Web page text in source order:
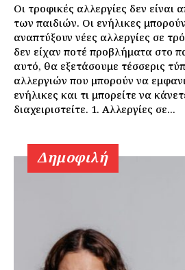
Οι τροφικές αλλεργίες δεν είναι
των παιδιών. Οι ενήλικες
αναπτύξουν νέες αλλεργίες σε
δεν είχαν ποτέ προβλήματα στο
αυτό, θα εξετάσουμε τέσσερις
αλλεργιών που μπορούν να
ενήλικες και τι μπορείτε να
διαχειριστείτε. 1. Αλλεργίες σε...
Δημοφιλή